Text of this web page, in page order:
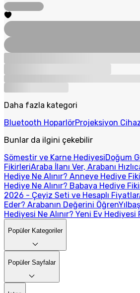
Daha fazla kategori
Bluetooth HoparlörProjeksiyon
Bunlar da ilgini çekebilir
Sömestir ve Karne HediyesiDoğum
FikirleriAraba İlanı Ver, Arabanı
Hediye Ne Alınır? Anneye Hediye
Hediye Ne Alınır? Babaya Hediye
2026 - Çeyiz Seti ve Hesaplı Fiyatlar
Eder? Arabanın Değerini Öğren
Hediyesi Ne Alınır? Yeni Ev Hediyesi
Popüler Kategoriler
Popüler Sayfalar